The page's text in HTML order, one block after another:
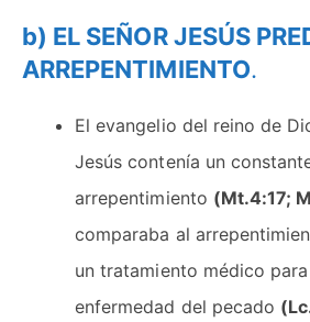
b) EL SEÑOR JESÚS
ARREPENTIMIENTO.
El evangelio del reino de
Jesús contenía un
arrepentimiento (Mt.4:17;
comparaba al
un tratamiento médico
enfermedad del pecado